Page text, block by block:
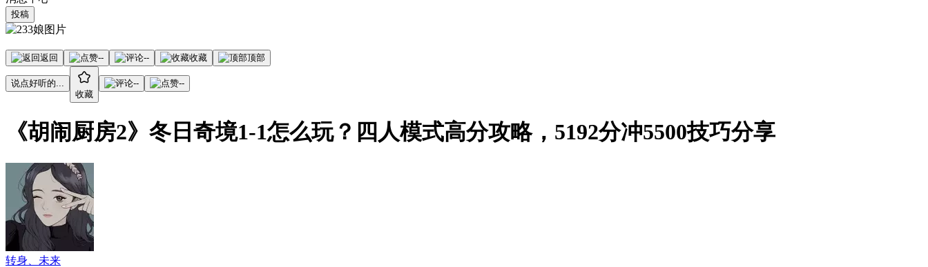
投稿
返回 -- -- 收藏 顶部
说点好听的...
收藏
-- --
《胡闹厨房2》冬日奇境1-1怎么玩？四人模式高分攻略，5192分冲5500技巧分享
转身、未来